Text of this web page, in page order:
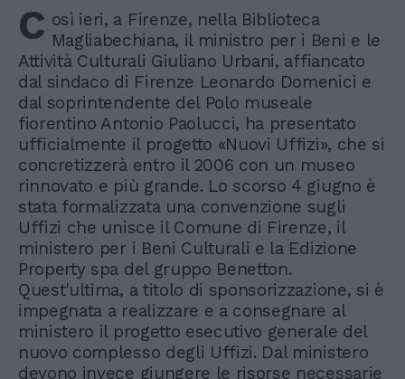
C osì ieri, a Firenze, nella Biblioteca
Magliabechiana, il ministro per i Beni e le
Attività Culturali Giuliano Urbani, affiancato
dal sindaco di Firenze Leonardo Domenici e
dal soprintendente del Polo museale
fiorentino Antonio Paolucci, ha presentato
ufficialmente il progetto «Nuovi Uffizi», che si
concretizzerà entro il 2006 con un museo
rinnovato e più grande. Lo scorso 4 giugno è
stata formalizzata una convenzione sugli
Uffizi che unisce il Comune di Firenze, il
ministero per i Beni Culturali e la Edizione
Property spa del gruppo Benetton.
Quest'ultima, a titolo di sponsorizzazione, si è
impegnata a realizzare e a consegnare al
ministero il progetto esecutivo generale del
nuovo complesso degli Uffizi. Dal ministero
devono invece giungere le risorse necessarie